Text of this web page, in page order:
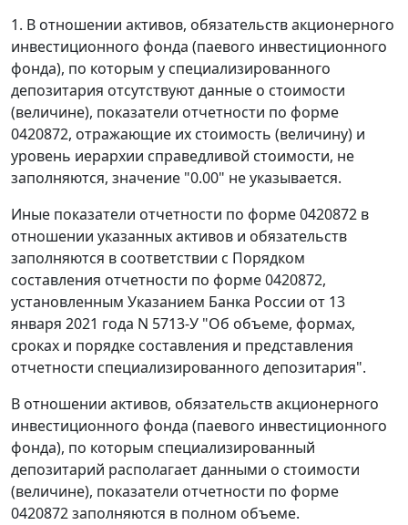
1. В отношении активов, обязательств акционерного
инвестиционного фонда (паевого инвестиционного
фонда), по которым у специализированного
депозитария отсутствуют данные о стоимости
(величине), показатели отчетности по форме
0420872, отражающие их стоимость (величину) и
уровень иерархии справедливой стоимости, не
заполняются, значение "0.00" не указывается.
Иные показатели отчетности по форме 0420872 в
отношении указанных активов и обязательств
заполняются в соответствии с Порядком
составления отчетности по форме 0420872,
установленным Указанием Банка России от 13
января 2021 года N 5713-У "Об объеме, формах,
сроках и порядке составления и представления
отчетности специализированного депозитария".
В отношении активов, обязательств акционерного
инвестиционного фонда (паевого инвестиционного
фонда), по которым специализированный
депозитарий располагает данными о стоимости
(величине), показатели отчетности по форме
0420872 заполняются в полном объеме.